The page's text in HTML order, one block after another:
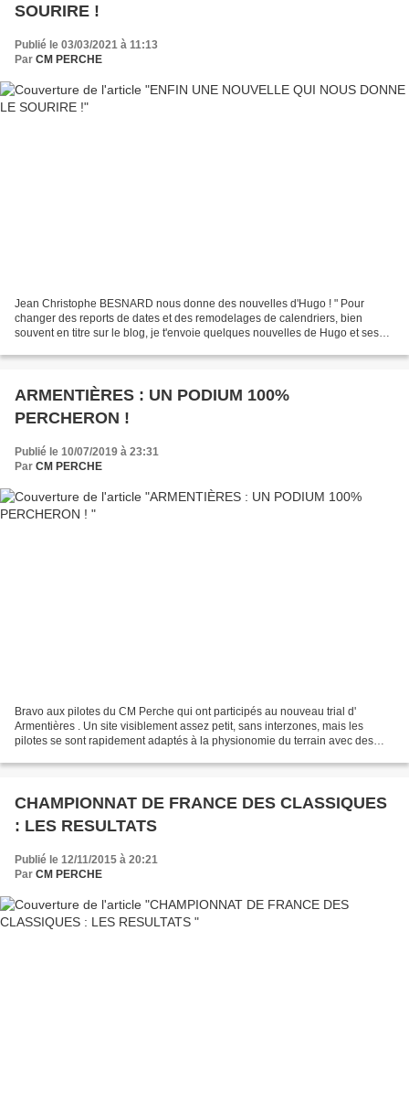
SOURIRE !
Publié le 03/03/2021 à 11:13
Par CM PERCHE
Jean Christophe BESNARD nous donne des nouvelles d'Hugo ! " Pour
changer des reports de dates et des remodelages de calendriers, bien
souvent en titre sur le blog, je t'envoie quelques nouvelles de Hugo et ses
ARMENTIÈRES : UN PODIUM 100%
PERCHERON !
Publié le 10/07/2019 à 23:31
Par CM PERCHE
Bravo aux pilotes du CM Perche qui ont participés au nouveau trial d'
Armentières . Un site visiblement assez petit, sans interzones, mais les
pilotes se sont rapidement adaptés à la physionomie du terrain avec des
CHAMPIONNAT DE FRANCE DES CLASSIQUES
: LES RESULTATS
Publié le 12/11/2015 à 20:21
Par CM PERCHE